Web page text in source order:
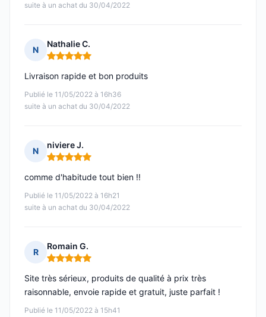
suite à un achat du 30/04/2022
N
Nathalie C.
Note : 5 sur 5
Publié le 11/05/2022 à 16h36
suite à un achat du 30/04/2022
Livraison rapide et bon produits
N
niviere J.
Note : 5 sur 5
Publié le 11/05/2022 à 16h21
suite à un achat du 30/04/2022
comme d'habitude tout bien !!
R
Romain G.
Note : 5 sur 5
Publié le 11/05/2022 à 15h41
Site très sérieux, produits de qualité à prix très
raisonnable, envoie rapide et gratuit, juste parfait !